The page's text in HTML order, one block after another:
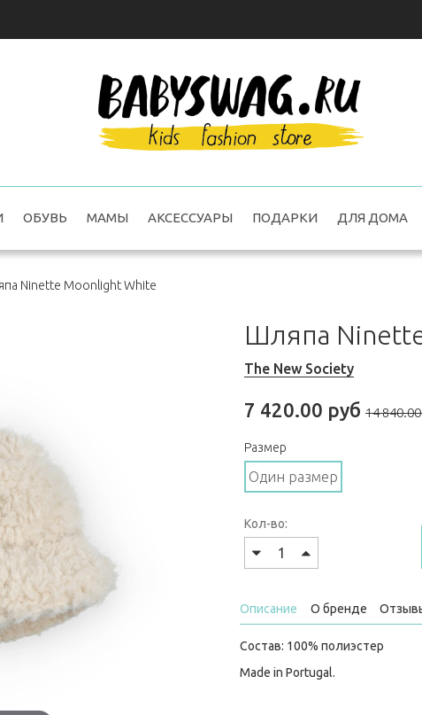
ОБУВЬ МАМЫ АКСЕССУАРЫ ПОДАРКИ ДЛЯ ДОМА
Ninette Moonlight White
Шляпа
The New Society
7 420.00 руб 14
Размер
Один размер
Кол-во:
Описание О бренде
Состав: 100% полиэстер
Made in Portugal.